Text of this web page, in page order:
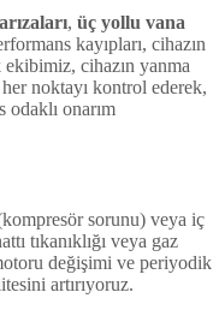
, üç yollu vana
kayıpları, cihazın
cihazın yanma
her noktayı kontrol ederek,
onarım
sorunu) veya iç
tıkanıklığı veya gaz
değişimi ve periyodik
artırıyoruz.